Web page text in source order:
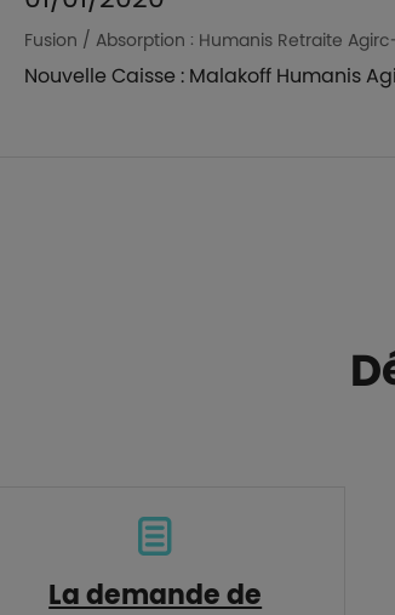
Fusion / Absorption : Humanis Retraite
Nouvelle Caisse : Malakoff Humanis
La demande de